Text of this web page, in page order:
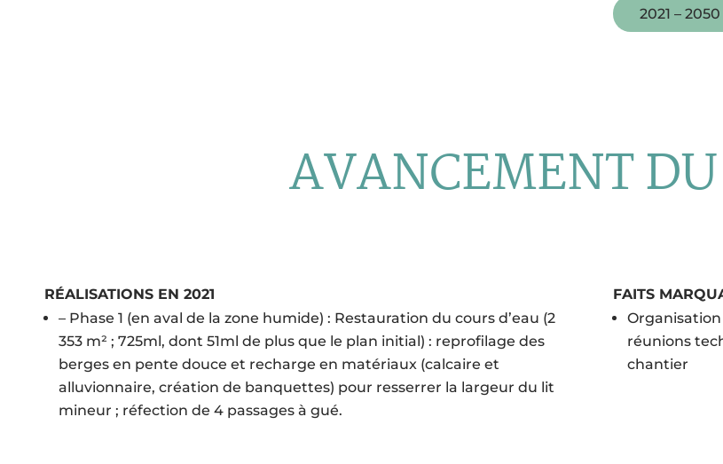
2021 – 2050
AVANCEMENT DU
RÉALISATIONS EN 2021
– Phase 1 (en aval de la zone humide) : Restauration du cours d’eau (2
353 m² ; 725ml, dont 51ml de plus que le plan initial) : reprofilage des
berges en pente douce et recharge en matériaux (calcaire et
alluvionnaire, création de banquettes) pour resserrer la largeur du lit
mineur ; réfection de 4 passages à gué.
FAITS
réunions
chantier